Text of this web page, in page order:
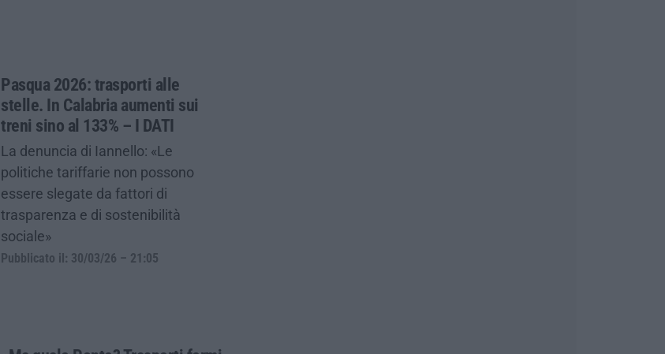
Pasqua 2026: trasporti alle
stelle. In Calabria aumenti sui
treni sino al 133% – I DATI
La denuncia di Iannello: «Le
politiche tariffarie non possono
essere slegate da fattori di
trasparenza e di sostenibilità
sociale»
Pubblicato il: 30/03/26 – 21:05